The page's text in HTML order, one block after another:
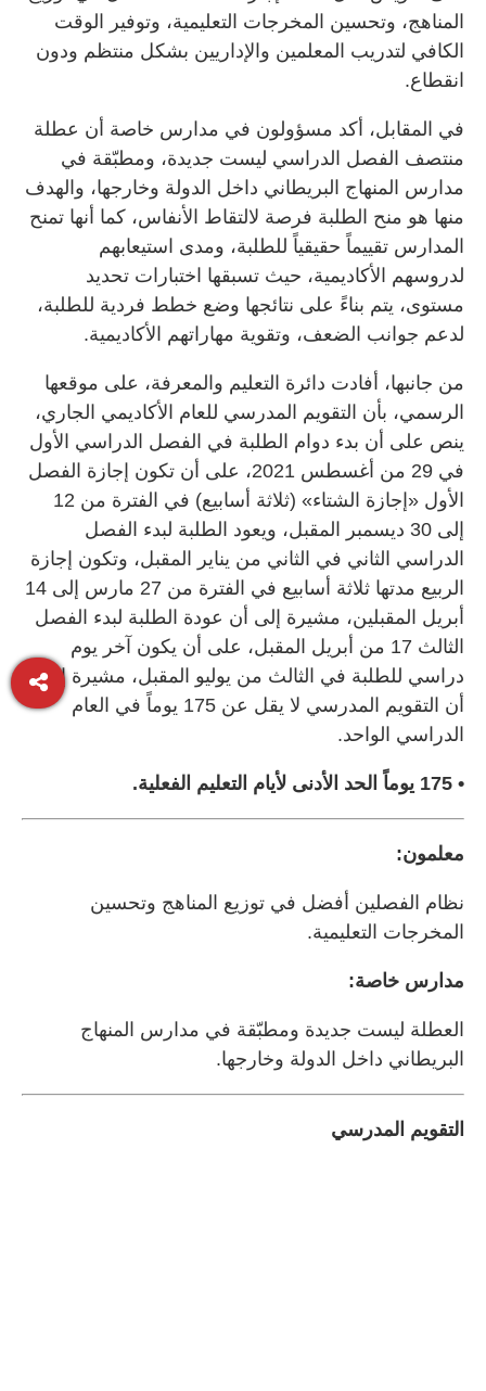
المناهج، وتحسين المخرجات التعليمية، وتوفير الوقت
الكافي لتدريب المعلمين والإداريين بشكل منتظم ودون
انقطاع.
في المقابل، أكد مسؤولون في مدارس خاصة أن عطلة
منتصف الفصل الدراسي ليست جديدة، ومطبّقة في
مدارس المنهاج البريطاني داخل الدولة وخارجها، والهدف
منها هو منح الطلبة فرصة لالتقاط الأنفاس، كما أنها تمنح
المدارس تقييماً حقيقياً للطلبة، ومدى استيعابهم
لدروسهم الأكاديمية، حيث تسبقها اختبارات تحديد
مستوى، يتم بناءً على نتائجها وضع خطط فردية للطلبة،
لدعم جوانب الضعف، وتقوية مهاراتهم الأكاديمية.
من جانبها، أفادت دائرة التعليم والمعرفة، على موقعها
الرسمي، بأن التقويم المدرسي للعام الأكاديمي الجاري،
ينص على أن بدء دوام الطلبة في الفصل الدراسي الأول
في 29 من أغسطس 2021، على أن تكون إجازة الفصل
الأول «إجازة الشتاء» (ثلاثة أسابيع) في الفترة من 12
إلى 30 ديسمبر المقبل، ويعود الطلبة لبدء الفصل
الدراسي الثاني في الثاني من يناير المقبل، وتكون إجازة
الربيع مدتها ثلاثة أسابيع في الفترة من 27 مارس إلى 14
أبريل المقبلين، مشيرة إلى أن عودة الطلبة لبدء الفصل
الثالث 17 من أبريل المقبل، على أن يكون آخر يوم
دراسي للطلبة في الثالث من يوليو المقبل، مشيرة إلى
أن التقويم المدرسي لا يقل عن 175 يوماً في العام
الدراسي الواحد.
• 175 يوماً الحد الأدنى لأيام التعليم الفعلية.
معلمون:
نظام الفصلين أفضل في توزيع المناهج وتحسين
المخرجات التعليمية.
مدارس خاصة:
العطلة ليست جديدة ومطبّقة في مدارس المنهاج
البريطاني داخل الدولة وخارجها.
التقويم المدرسي